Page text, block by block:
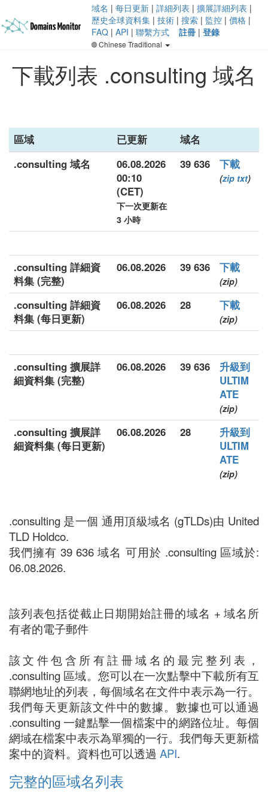
域名 | 每日更新 | 詳細列表 | 擴展詳細列表 |
歷史全球資料集 | 技術 | 搜索 | 監控 | 價格 |
FAQ | API | 聯繫方式 註冊 | 登錄
Chinese Traditional
下載列表 .consulting 域名
區域 已更新
域名
.consulting 域名
06.08.2026
00:10
(CET)
下一次更新在
3 小時
39 636 下載
(zip txt)
.consulting 詳細資
料集 (完整)
06.08.2026 39 636 下載
(zip)
.consulting 詳細資
料集 (每日更新)
06.08.2026 28 下載
(zip)
.consulting 擴展詳
細資料集 (完整)
06.08.2026 39 636
升級到
ULTIM
ATE
(zip)
.consulting 擴展詳
細資料集 (每日更新)
06.08.2026 28
升級到
ULTIM
ATE
(zip)
.consulting 是一個 通用頂級域名 (gTLDs)由 United
TLD Holdco.
我們擁有 39 636 域名 可用於 .consulting 區域於:
06.08.2026.
該列表包括從截止日期開始註冊的域名 + 域名所
有者的電子郵件
該文件包含所有註冊域名的最完整列表，
.consulting 區域。您可以在一次點擊中下載所有互
聯網地址的列表，每個域名在文件中表示為一行。
我們每天更新該文件中的數據。數據也可以通過
.consulting 一鍵點擊一個檔案中的網路位址。每個
網域在檔案中表示為單獨的一行。我們每天更新檔
案中的資料。資料也可以透過 API.
完整的區域名列表